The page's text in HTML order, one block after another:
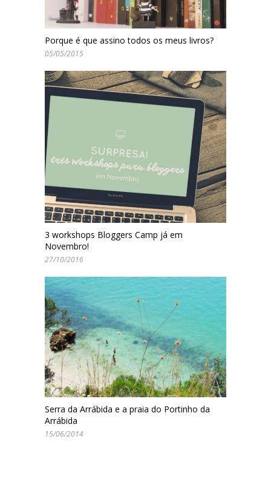
Porque é que assino todos os meus livros?
05/05/2015
3 workshops Bloggers Camp já em
Novembro!
27/10/2016
Serra da Arrábida e a praia do Portinho da
Arrábida
15/06/2014